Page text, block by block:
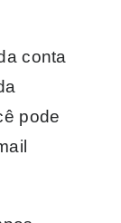
conta
pode